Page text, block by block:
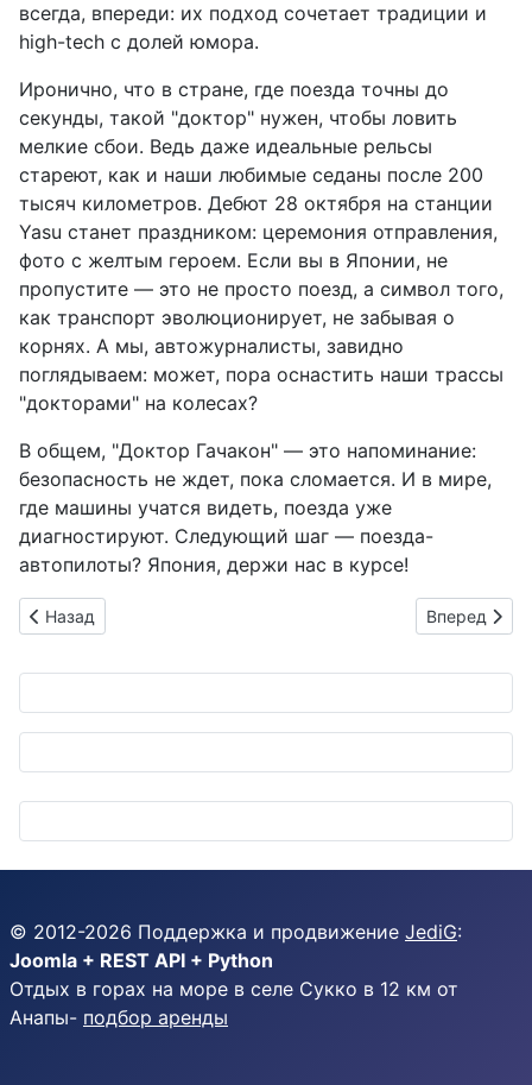
всегда, впереди: их подход сочетает традиции и
high-tech с долей юмора.
Иронично, что в стране, где поезда точны до
секунды, такой "доктор" нужен, чтобы ловить
мелкие сбои. Ведь даже идеальные рельсы
стареют, как и наши любимые седаны после 200
тысяч километров. Дебют 28 октября на станции
Yasu станет праздником: церемония отправления,
фото с желтым героем. Если вы в Японии, не
пропустите — это не просто поезд, а символ того,
как транспорт эволюционирует, не забывая о
корнях. А мы, автожурналисты, завидно
поглядываем: может, пора оснастить наши трассы
"докторами" на колесах?
В общем, "Доктор Гачакон" — это напоминание:
безопасность не ждет, пока сломается. И в мире,
где машины учатся видеть, поезда уже
диагностируют. Следующий шаг — поезда-
автопилоты? Япония, держи нас в курсе!
Предыдущий: DSP для новичков: как апгрейдить звук в
Назад Следующий:
Вперед
© 2012-2026 Поддержка и продвижение JediG:
Joomla + REST API + Python
Отдых в горах на море в селе Сукко в 12 км от
Анапы- подбор аренды